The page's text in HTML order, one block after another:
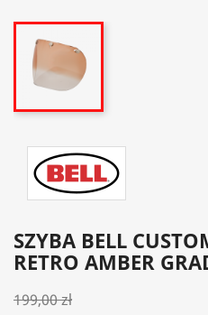
SZYBA BELL
RETRO AMBER
199,00 zł